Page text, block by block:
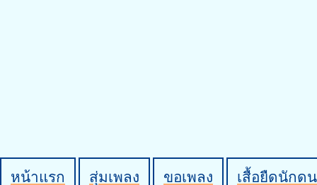
หน้าแรก สุ่มเพลง ขอเพลง เสื้อยืดนักด